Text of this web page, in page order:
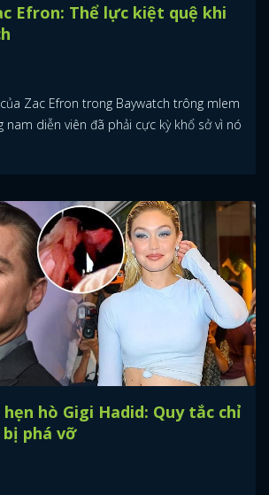
Efron: Thể lực kiệt quệ khi
Zac Efron trong Baywatch trông mlem
nam diễn viên đã phải cực kỳ khổ sở vì nó
hò Gigi Hadid: Quy tắc chỉ
bị phá vỡ